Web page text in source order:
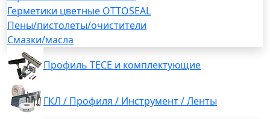
Герметики цветные OTTOSEAL
Пены/пистолеты/очистители
Смазки/масла
Профиль TECE и комплектующие
ГКЛ / Профиля / Инструмент / Ленты